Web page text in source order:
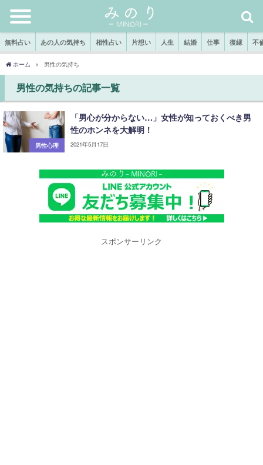
無料占い あの人の気持ち 相性占い 片想い 人生 結婚 仕事 復縁 不
ホーム 男性の気持ち
男性の気持ちの記事一覧
男性心理
「男心が分からない…」女性が知っておくべき男
性のホンネを大解明！
2021年5月17日
スポンサーリンク